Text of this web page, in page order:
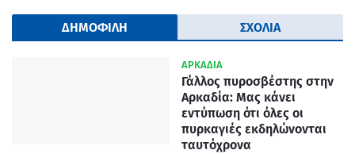
ΔΗΜΟΦΙΛΗ ΣΧΟΛΙΑ
ΑΡΚΑΔΙΑ
Γάλλος πυροσβέστης στην
Αρκαδία: Μας κάνει
εντύπωση ότι όλες οι
πυρκαγιές εκδηλώνονται
ταυτόχρονα